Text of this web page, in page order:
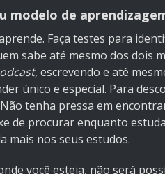
modelo de
Faça testes para
sabe até mesmo dos dois
, escrevendo e até
único e especial. Para
tenha pressa em
de procurar enquanto
mais nos seus estudos.
você esteja, não será